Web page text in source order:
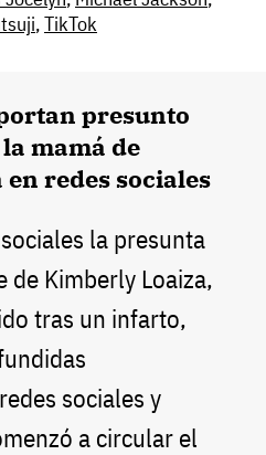
,TikTok
presunto
mamá de
redes sociales
la presunta
de Kimberly Loaiza,
tras un infarto,
sociales y
a circular el